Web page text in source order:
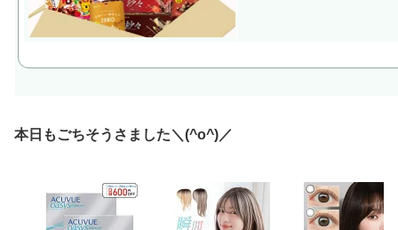
本日もごちそうさました＼(^o^)／